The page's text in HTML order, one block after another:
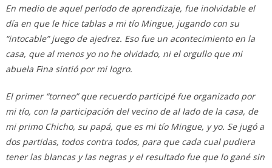
En medio de aquel período de aprendizaje, fue inolvidable el
día en que le hice tablas a mi tío Mingue, jugando con su
“intocable” juego de ajedrez. Eso fue un acontecimiento en la
casa, que al menos yo no he olvidado, ni el orgullo que mi
abuela Fina sintió por mi logro.
El primer “torneo” que recuerdo participé fue organizado por
mi tío, con la participación del vecino de al lado de la casa, de
mi primo Chicho, su papá, que es mi tío Mingue, y yo. Se jugó a
dos partidas, todos contra todos, para que cada cual pudiera
tener las blancas y las negras y el resultado fue que lo gané sin